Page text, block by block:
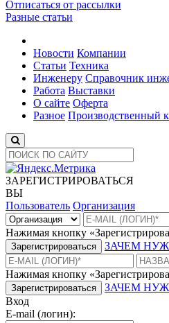
Отписаться от рассылки
Разные статьи
Новости Компании
Статьи Техника
Инженеру Справочник
Работа Выставки
О сайте Оферта
Разное Производственный
ЗАРЕГИСТРИРОВАТЬСЯ
ВЫ
Пользователь Организация
Нажимая кнопку
Зарегистрироваться ЗАЧЕМ
Нажимая кнопку
Зарегистрироваться
ЗАЧЕМ
Вход
E-mail (логин):